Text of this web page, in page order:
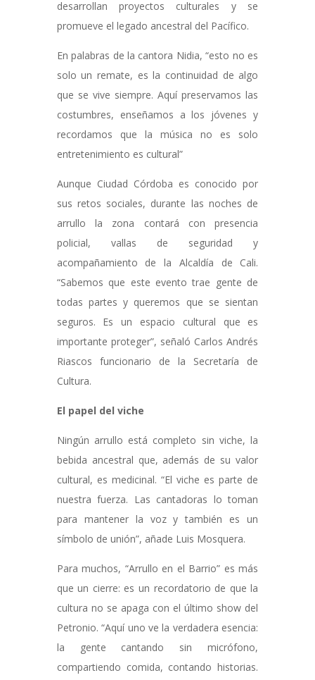
desarrollan proyectos culturales y se
promueve el legado ancestral del Pacífico.
En palabras de la cantora Nidia, “esto no es
solo un remate, es la continuidad de algo
que se vive siempre. Aquí preservamos las
costumbres, enseñamos a los jóvenes y
recordamos que la música no es solo
entretenimiento es cultural”
Aunque Ciudad Córdoba es conocido por
sus retos sociales, durante las noches de
arrullo la zona contará con presencia
policial, vallas de seguridad y
acompañamiento de la Alcaldía de Cali.
“Sabemos que este evento trae gente de
todas partes y queremos que se sientan
seguros. Es un espacio cultural que es
importante proteger”, señaló Carlos Andrés
Riascos funcionario de la Secretaría de
Cultura.
El papel del viche
Ningún arrullo está completo sin viche, la
bebida ancestral que, además de su valor
cultural, es medicinal. “El viche es parte de
nuestra fuerza. Las cantadoras lo toman
para mantener la voz y también es un
símbolo de unión”, añade Luis Mosquera.
Para muchos, “Arrullo en el Barrio” es más
que un cierre: es un recordatorio de que la
cultura no se apaga con el último show del
Petronio. “Aquí uno ve la verdadera esencia:
la gente cantando sin micrófono,
compartiendo comida, contando historias.